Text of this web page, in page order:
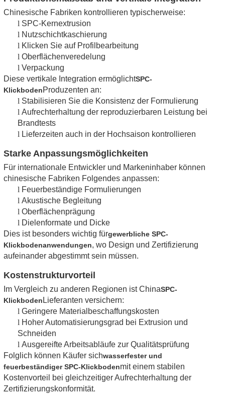
Chinesische Fabriken kontrollieren typischerweise:
l SPC-Kernextrusion
l Nutzschichtkaschierung
l Klicken Sie auf Profilbearbeitung
l Oberflächenveredelung
l Verpackung
Diese vertikale Integration ermöglichtSPC-
KlickbodenProduzenten an:
l Stabilisieren Sie die Konsistenz der Formulierung
l Aufrechterhaltung der reproduzierbaren Leistung bei
Brandtests
l Lieferzeiten auch in der Hochsaison kontrollieren
Starke Anpassungsmöglichkeiten
Für internationale Entwickler und Markeninhaber können
chinesische Fabriken Folgendes anpassen:
l Feuerbeständige Formulierungen
l Akustische Begleitung
l Oberflächenprägung
l Dielenformate und Dicke
Dies ist besonders wichtig fürgewerbliche SPC-
Klickbodenanwendungen, wo Design und Zertifizierung
aufeinander abgestimmt sein müssen.
Kostenstrukturvorteil
Im Vergleich zu anderen Regionen ist ChinaSPC-
Klickboden Lieferanten versichern:
l Geringere Materialbeschaffungskosten
l Hoher Automatisierungsgrad bei Extrusion und
Schneiden
l Ausgereifte Arbeitsabläufe zur Qualitätsprüfung
Folglich können Käufer sichwasserfester und
feuerbeständiger SPC-Klickbodenmit einem stabilen
Kostenvorteil bei gleichzeitiger Aufrechterhaltung der
Zertifizierungskonformität.